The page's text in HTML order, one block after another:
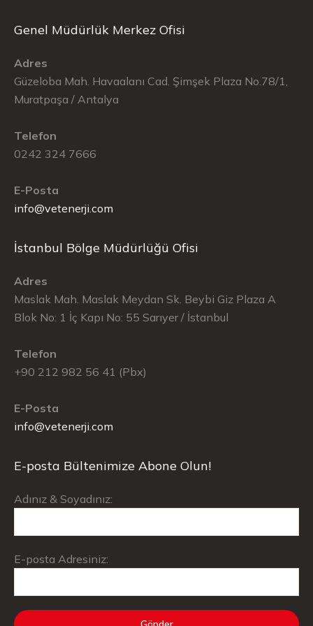
Genel Müdürlük Merkez Ofisi
Adres
Güzeloba Mah. Havaalanı Cad. Şimşek Plaza No.78/1,
Muratpaşa / Antalya
Telefon
0242 324 7666
E-Posta
info@vetenerji.com
İstanbul Bölge Müdürlüğü Ofisi
Adres
Maslak Mah. Maslak Meydan Sk. Beybi Giz Plaza A
Blok No: 1 İç Kapı No: 55 Sarıyer / İstanbul
Telefon
+90 212 982 56 41 (Pbx)
E-Posta
info@vetenerji.com
E-posta Bültenimize Abone Olun!
Adınız & Soyadınız:
E-posta Adresiniz: